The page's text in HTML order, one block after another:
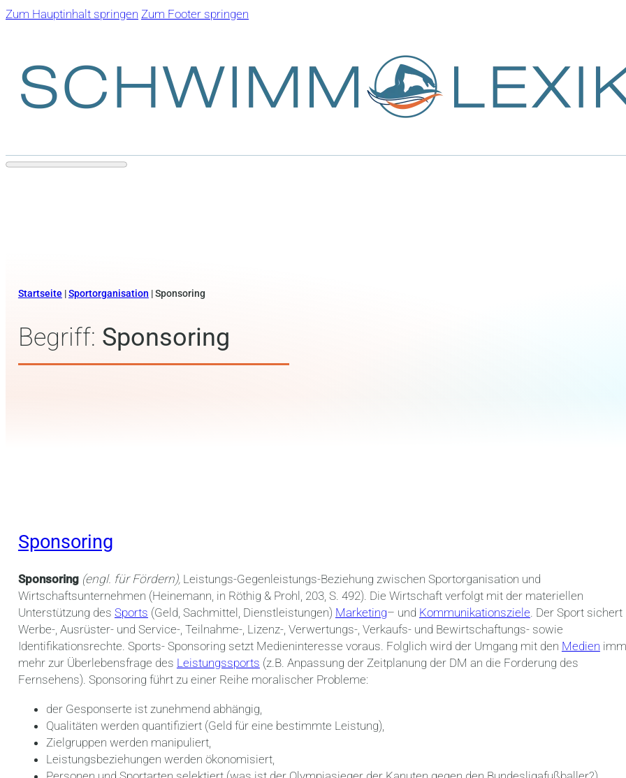
Zum Hauptinhalt springen Zum Footer springen
Startseite |Sportorganisation |Sponsoring
Begriff: Sponsoring
Sponsoring
Sponsoring (engl. für Fördern), Leistungs-Gegenleistungs-Beziehung zwischen Sportorganisation und
Wirtschaftsunternehmen (Heinemann, in Röthig & Prohl, 203, S. 492). Die Wirtschaft verfolgt mit der materiellen
Unterstützung des Sports (Geld, Sachmittel, Dienstleistungen) Marketing– und Kommunikationsziele. Der Sport sichert
Werbe-, Ausrüster- und Service-, Teilnahme-, Lizenz-, Verwertungs-, Verkaufs- und Bewirtschaftungs- sowie
Identifikationsrechte. Sports- Sponsoring setzt Medieninteresse voraus. Folglich wird der Umgang mit den Medien
mehr zur Überlebensfrage des Leistungssports (z.B. Anpassung der Zeitplanung der DM an die Forderung des
Fernsehens). Sponsoring führt zu einer Reihe moralischer Probleme:
der Gesponserte ist zunehmend abhängig,
Qualitäten werden quantifiziert (Geld für eine bestimmte Leistung),
Zielgruppen werden manipuliert,
Leistungsbeziehungen werden ökonomisiert,